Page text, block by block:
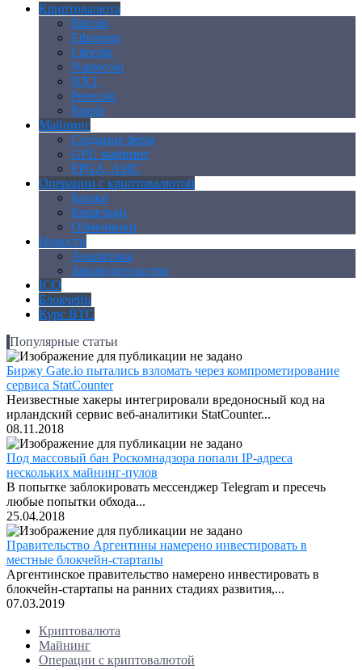
Криптовалюта
Bitcoin
Ethereum
Litecoin
Namecoin
NXT
Peercoin
Ripple
Майнинг
Создание ферм
GPU майнинг
FPGA, ASIC
Операции с криптовалютой
Биржи
Кошельки
Обменники
Новости
Аналитика
Законодательство
ICO
Блокчейн
Курс BTC
Популярные статьи
Биржу Gate.io пытались взломать через компрометирование
сервиса StatCounter
Неизвестные хакеры интегрировали вредоносный код на
ирландский сервис веб-аналитики StatCounter...
08.11.2018
Под массовый бан Роскомнадзора попали IP-адреса
нескольких майнинг-пулов
В попытке заблокировать мессенджер Telegram и пресечь
любые попытки обхода...
25.04.2018
Правительство Аргентины намерено инвестировать в
местные блокчейн-стартапы
Аргентинское правительство намерено инвестировать в
блокчейн-стартапы на ранних стадиях развития,...
07.03.2019
Криптовалюта
Майнинг
Операции с криптовалютой